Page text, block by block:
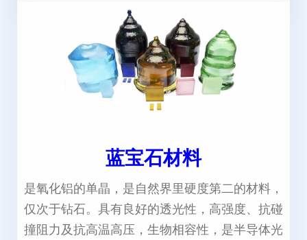
蓝宝石材料
是氧化铝的单晶，是自然界里硬度第二的材料，
仅次于钻石。具有良好的透光性，高强度、抗碰
撞阻力及抗高温高压，生物相容性，是半导体光